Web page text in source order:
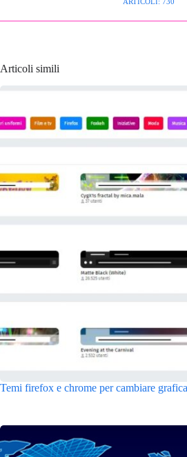
Articoli simili
Temi firefox e chrome per cambiare